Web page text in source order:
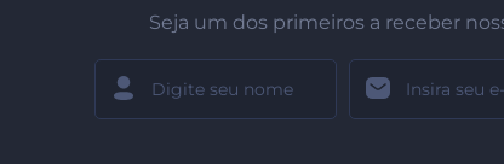
Seja um dos primeiros a receber